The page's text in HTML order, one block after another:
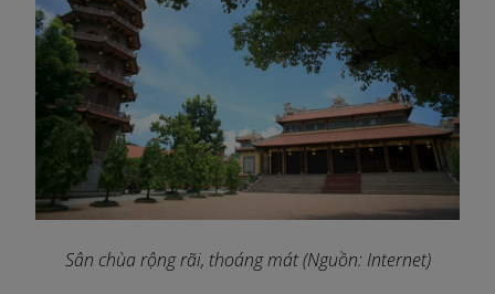
Sân chùa rộng rãi, thoáng mát (Nguồn: Internet)